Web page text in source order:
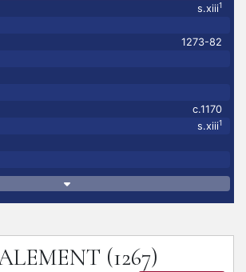
s.xiii1
1273-82
c.1170
s.xiii1
(1267)